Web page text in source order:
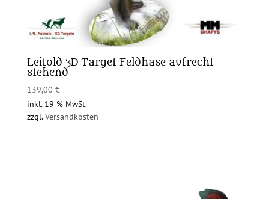
Leitold 3D Target Feldhase aufrecht
stehend
139,00 €
inkl. 19 % MwSt.
zzgl.Versandkosten